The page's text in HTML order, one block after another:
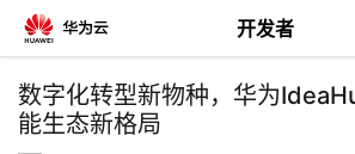
开发者
返
回
数字化转型新物种，华为
能生态新格局